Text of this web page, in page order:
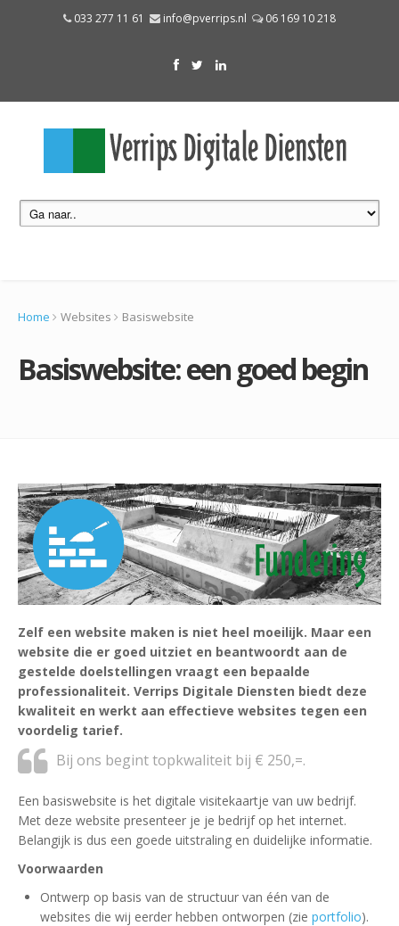
033 277 11 61 info@pverrips.nl 06 169 10 218
Home Websites Basiswebsite
Basiswebsite: een goed begin
Zelf een website maken is niet heel moeilijk. Maar een
website die er goed uitziet en beantwoordt aan de
gestelde doelstellingen vraagt een bepaalde
professionaliteit. Verrips Digitale Diensten biedt deze
kwaliteit en werkt aan effectieve websites tegen een
voordelig tarief.
Bij ons begint topkwaliteit bij € 250,=.
Een basiswebsite is het digitale visitekaartje van uw bedrijf.
Met deze website presenteer je je bedrijf op het internet.
Belangijk is dus een goede uitstraling en duidelijke informatie.
Voorwaarden
Ontwerp op basis van de structuur van één van de
websites die wij eerder hebben ontworpen (zie portfolio).